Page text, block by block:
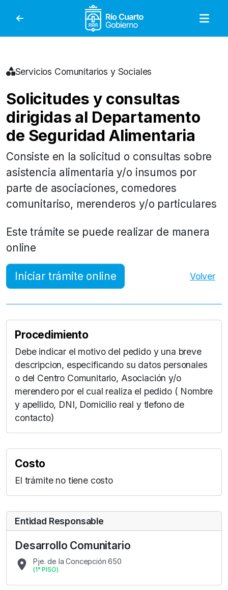
Gobierno de Río
Servicios Comunitarios y Sociales
Solicitudes y consultas
dirigidas al Departamento
de Seguridad Alimentaria
Consiste en la solicitud o consultas sobre
asistencia alimentaria y/o insumos por
parte de asociaciones, comedores
comunitariso, merenderos y/o particulares
Este trámite se puede realizar de manera
online
Iniciar trámite online Volver
Procedimiento
Debe indicar el motivo del pedido y una breve
descripcion, especificando su datos personales
o del Centro Comunitario, Asociación y/o
merendero por el cual realiza el pedido ( Nombre
y apellido, DNI, Domicilio real y tlefono de
contacto)
Costo
El trámite no tiene costo
Entidad Responsable
Desarrollo Comunitario
Pje. de la Concepción 650
(1° PISO)